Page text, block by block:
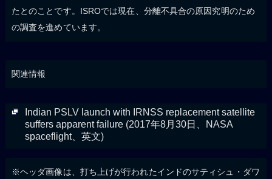
たとのことです。ISROでは現在、分離不具合の原因究明のため
の調査を進めています。
関連情報
Indian PSLV launch with IRNSS replacement satellite
suffers apparent failure (2017年8月30日、NASA
spaceflight、英文)
※ヘッダ画像は、打ち上げが行われたインドのサティシュ・ダワ